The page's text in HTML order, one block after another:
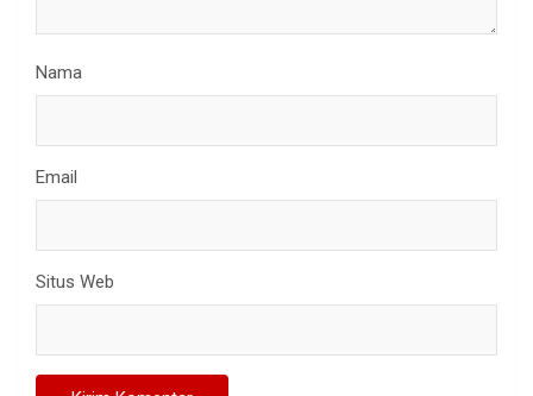
Nama
Email
Situs Web